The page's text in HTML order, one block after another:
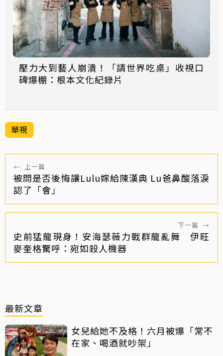
壓力大到藝人崩潰！「請世界吃桌」收視口
碑爆棚：根本文化紀錄片
華視
← 上一篇
被問是否後悔讓Lulu嫁給陳漢典 Lu爸鼻酸落淚
認了「會」
下一篇 →
史前猛龍現身！安海瑟薇力戰群龍亂舞 伊旺
麥奎格驚呼：宛如殺人機器
最新文章
女兒給她不及格！六月被爆「常不
在家、喝酒就吵架」